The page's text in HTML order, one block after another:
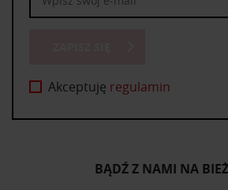
Akceptuję regulamin
BĄDŹ Z NAMI NA